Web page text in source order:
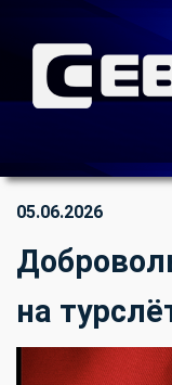
05.06.2026
на